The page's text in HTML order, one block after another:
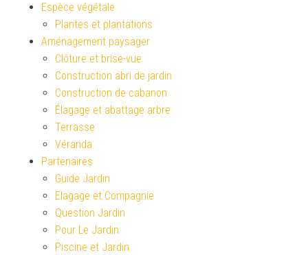
Espèce végétale
Plantes et plantations
Aménagement paysager
Clôture et brise-vue
Construction abri de jardin
Construction de cabanon
Élagage et abattage arbre
Terrasse
Véranda
Partenaires
Guide Jardin
Elagage et Compagnie
Question Jardin
Pour Le Jardin
Piscine et Jardin